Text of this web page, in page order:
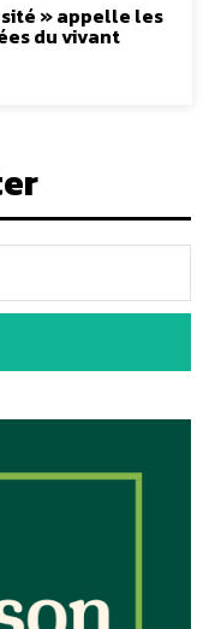
» appelle les
du vivant